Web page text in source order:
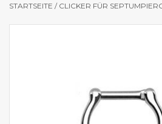
Ohrschmuck
STARTSEITE / CLICKER FÜR